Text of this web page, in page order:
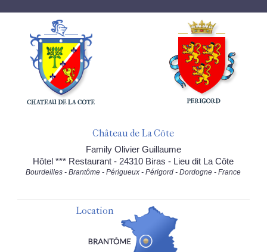
Château de La Côte
Family Olivier Guillaume
Hôtel *** Restaurant - 24310 Biras - Lieu dit La Côte
Bourdeilles - Brantôme - Périgueux - Périgord - Dordogne - France
Location